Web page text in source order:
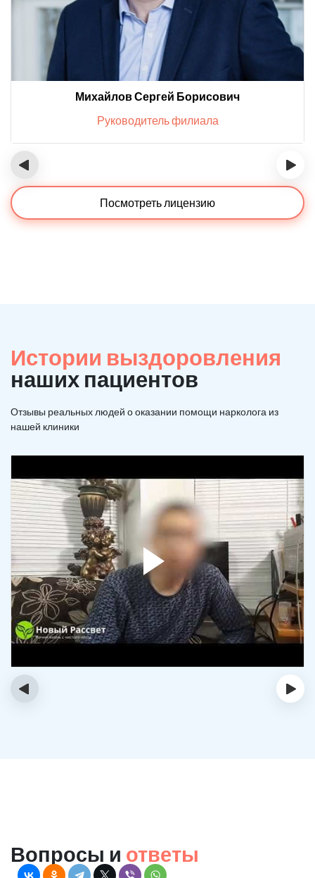
Михайлов Сергей Борисович
Руководитель филиала
‹ ›
Посмотреть лицензию
Истории выздоровления
наших пациентов
Отзывы реальных людей о оказании помощи нарколога из
нашей клиники
‹ ›
Вопросы и ответы